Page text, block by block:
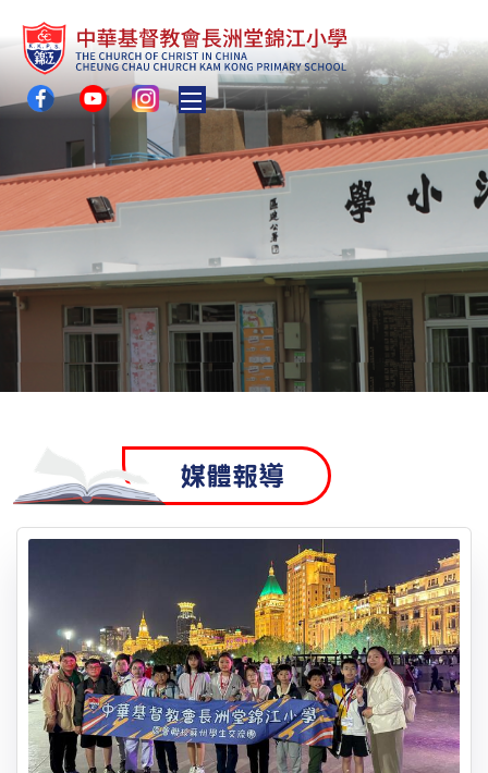
Toggle main menu visibility
媒體報導